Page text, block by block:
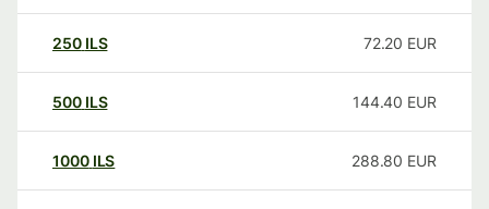
250 ILS 72.20 EUR
500 ILS 144.40 EUR
1000 ILS 288.80 EUR